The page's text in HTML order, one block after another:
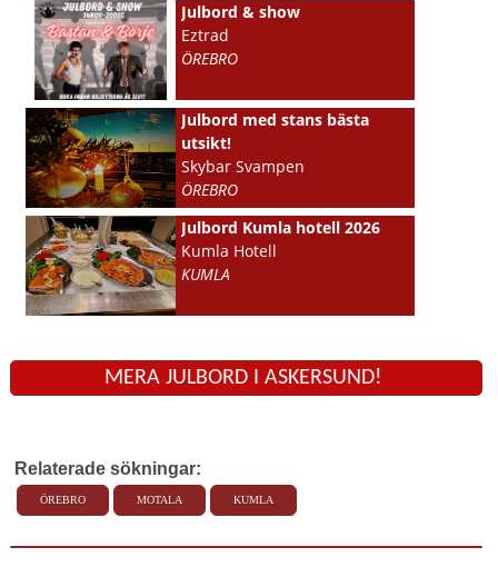
Julbord & show
Eztrad
ÖREBRO
Julbord med stans bästa
utsikt!
Skybar Svampen
ÖREBRO
Julbord Kumla hotell 2026
Kumla Hotell
KUMLA
MERA JULBORD I ASKERSUND!
Relaterade sökningar:
ÖREBRO MOTALA KUMLA